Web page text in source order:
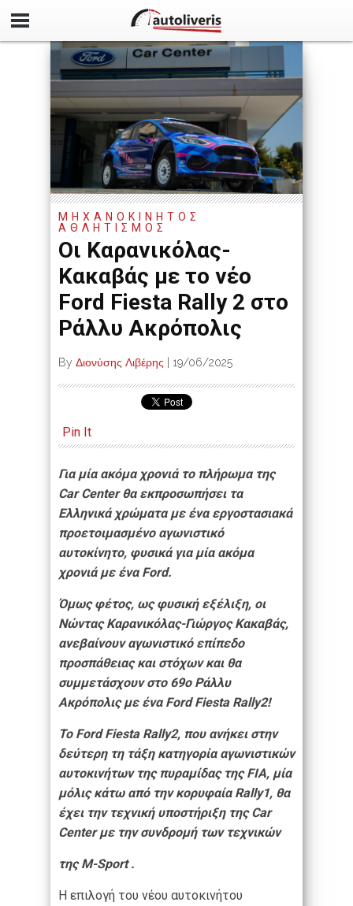
ΜΗΧΑΝΟΚΙΝΗΤΟΣ
ΑΘΛΗΤΙΣΜΟΣ
Οι Καρανικόλας-
Κακαβάς με το νέο
Ford Fiesta Rally 2 στο
Ράλλυ Ακρόπολις
By Διονύσης Λιβέρης 19/06/2025
Pin It
Για μία ακόμα χρονιά το πλήρωμα της
Car Center θα εκπροσωπήσει τα
Ελληνικά χρώματα με ένα εργοστασιακά
προετοιμασμένο αγωνιστικό
αυτοκίνητο, φυσικά για μία ακόμα
χρονιά με ένα Ford.
Όμως φέτος, ως φυσική εξέλιξη, οι
Νώντας Καρανικόλας-Γιώργος Kακαβάς,
ανεβαίνουν αγωνιστικό επίπεδο
προσπάθειας και στόχων και θα
συμμετάσχουν στο 69οΡάλλυ
Ακρόπολις με ένα Ford Fiesta Rally2!
Το Ford Fiesta Rally2, που ανήκει στην
δεύτερη τη τάξη κατηγορία αγωνιστικών
αυτοκινήτων της πυραμίδας της FIA, μία
μόλις κάτω από την κορυφαία Rally1, θα
έχει την τεχνική υποστήριξη της Car
Center με την συνδρομή των τεχνικών
της M-Sport .
Η επιλογή του νέου αυτοκινήτου